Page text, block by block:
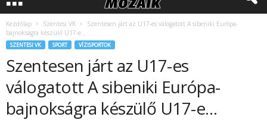
Kezdőlap Szentesi VK
Szentesen járt az U17-es válogatott A sibeniki Európa-
bajnokságra készülő U17-e…
SZENTESI VK SPORT VÍZISPORTOK
Szentesen járt az U17-es
válogatott A sibeniki Európa-
bajnokságra készülő U17-e…